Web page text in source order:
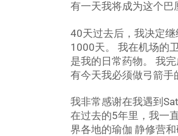
有一天我将成为这个巴
40天过去后，我决定
1000天。 我在机场的
是我的日常药物。 我
有今天我必须做弓箭手
我非常感谢在我遇到
在过去的5年里，我一
界各地的瑜伽 静修营和